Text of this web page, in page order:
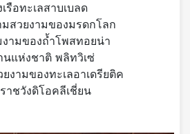
รือทะเลสาบเบลด
สวยงามของมรดกโลก
ามของถ้ำโพสทอยน่า
นแห่งชาติ พลิทวิเซ่
งามของทะเลอาเดรียติค
าชวังดิโอคลีเชี่ยน